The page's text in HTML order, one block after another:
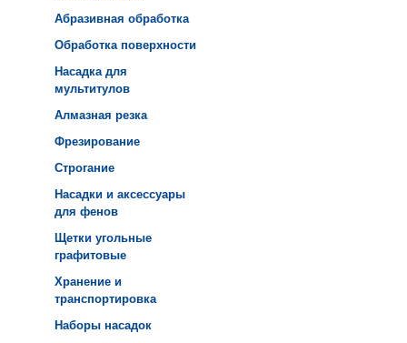
Абразивная обработка
Обработка поверхности
Насадка для
мультитулов
Алмазная резка
Фрезирование
Строгание
Насадки и аксессуары
для фенов
Щетки угольные
графитовые
Хранение и
транспортировка
Наборы насадок